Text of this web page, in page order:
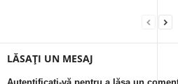
LĂSAȚI UN MESAJ